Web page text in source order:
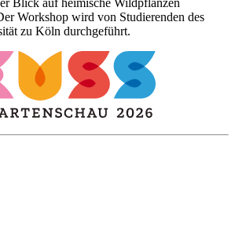
Workshop wird von Studierenden des
zu Köln durchgeführt.